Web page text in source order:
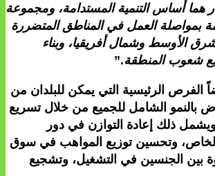
هما أساس التنمية المستدامة، ومجموعة
بمواصلة العمل في المناطق المتضررة
الأوسط وشمال أفريقيا، وبناء
شعوب المنطقة.”
الفرص الرئيسية التي يمكن للبلدان من
بالنمو الشامل للجميع من خلال تسريع
ذلك إعادة التوازن في دور
وتحسين توزيع المواهب في سوق
بين الجنسين في التشغيل، وتشجيع